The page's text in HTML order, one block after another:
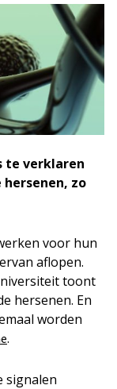
te verklaren
zo
voor hun
aflopen.
toont
hersenen. En
worden
.
signalen